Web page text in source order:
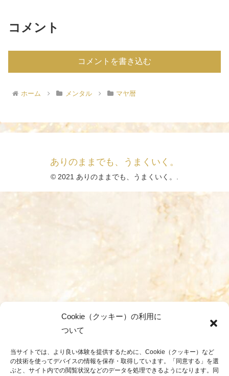
Cookie（クッキー）の利用に
ついて
当サイトでは、より良い体験を提供するために、Cookie（クッキー）など
の技術を使ってデバイスの情報を保存・取得しています。「同意する」を選
ぶと、サイト内での閲覧状況などのデータを処理できるようになります。同
コメント
コメントを書き込む
ホーム メンタル マヤ暦
ありのままでも、うまくいく。
© 2021 ありのままでも、うまくいく。.